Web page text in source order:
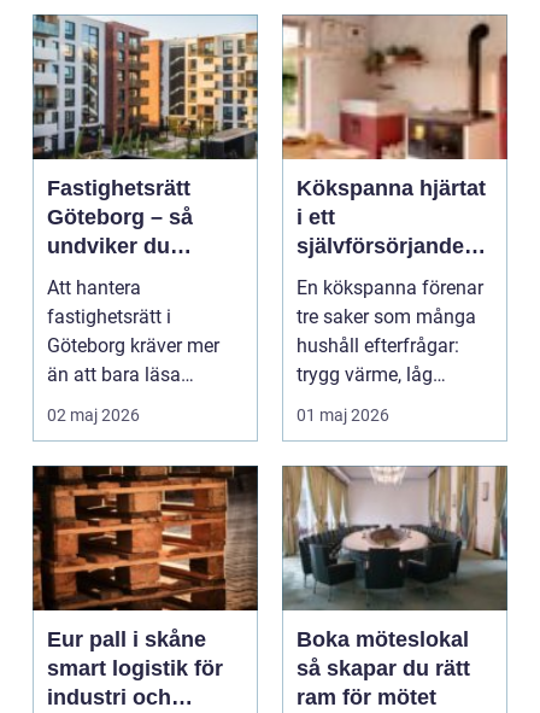
Fastighetsrätt
Göteborg – så
undviker du
vanliga fallgropar
Att hantera
fastighetsrätt i
Göteborg kräver mer
än att bara läsa
kontrakte...
02 maj 2026
Kökspanna hjärtat
i ett
självförsörjande
värmesystem
En kökspanna förenar
tre saker som många
hushåll efterfrågar:
trygg värme, låg
energikostnad och
möj...
01 maj 2026
Eur pall i skåne
smart logistik för
industri och
Boka möteslokal
så skapar du rätt
ram för mötet